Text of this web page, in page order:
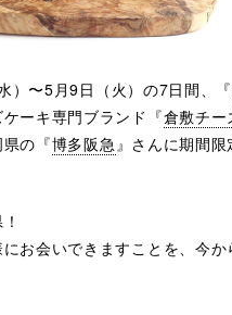
）〜5月9日（火）の7日間、『
ーキ専門ブランド『倉敷チー
の『博多阪急』さんに期間限
お会いできますことを、今か